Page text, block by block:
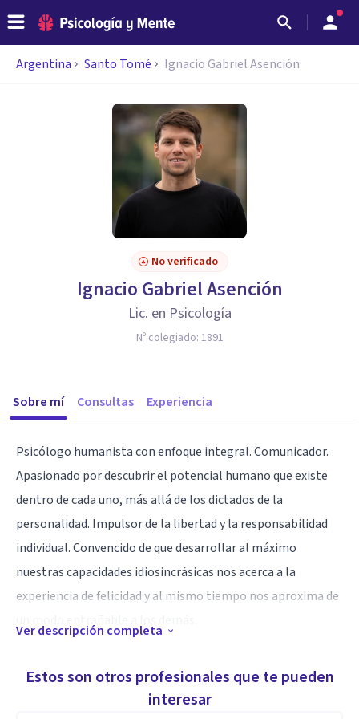
Argentina Santo Tomé Ignacio Gabriel Asención
No verificado
Ignacio Gabriel Asención
Lic. en Psicología
Nº colegiado: 1891
Sobre mí Consultas Experiencia
Psicólogo humanista con enfoque integral. Comunicador.
Apasionado por descubrir el potencial humano que existe
dentro de cada uno, más allá de los dictados de la
personalidad. Impulsor de la libertad y la responsabilidad
individual. Convencido de que desarrollar al máximo
nuestras capacidades idiosincrásicas nos acerca a la
experiencia de felicidad y al mismo tiempo nos aproxima de
Psicoterapia que apunta a descubrir tu verdadero ser, más
Ver descripción completa
Estos son otros profesionales que te pueden
interesar